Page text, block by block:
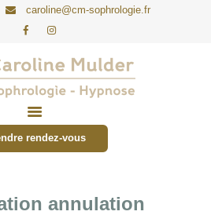
caroline@cm-sophrologie.fr
rendez-vous
annulation